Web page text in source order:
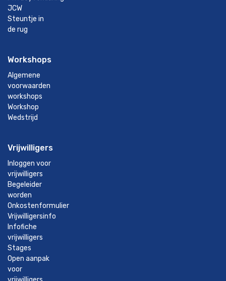
JCW
Steuntje in
de rug
Workshops
Algemene
voorwaarden
workshops
Workshop
Wedstrijd
Vrijwilligers
Inloggen voor
vrijwilligers
Begeleider
worden
Onkostenformulier
Vrijwilligersinfo
Infofiche
vrijwilligers
Stages
Open aanpak
voor